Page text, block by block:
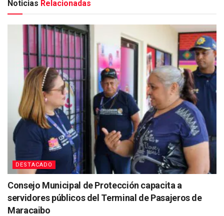
Noticias Relacionadas
DESTACADO
Consejo Municipal de Protección capacita a
servidores públicos del Terminal de Pasajeros de
Maracaibo